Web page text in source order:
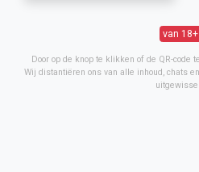
van 18+
Door op de knop te klikken of de QR-code
Wij distantiëren ons van alle inhoud, chats